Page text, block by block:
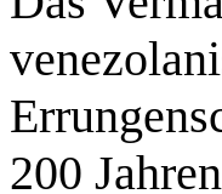
200